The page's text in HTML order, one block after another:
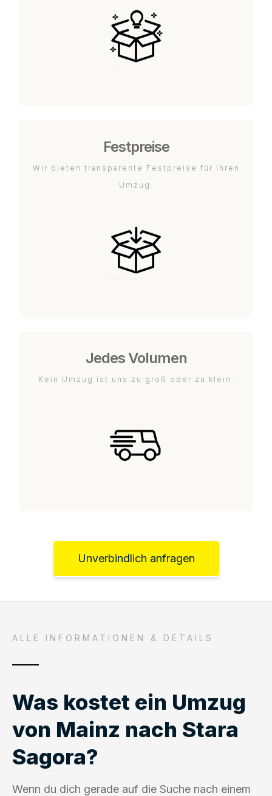
Festpreise
Wir bieten transparente Festpreise für Ihren
Umzug.
Jedes Volumen
Kein Umzug ist uns zu groß oder zu klein.
Unverbindlich anfragen
ALLE INFORMATIONEN & DETAILS
Was kostet ein Umzug
von Mainz nach Stara
Sagora?
Wenn du dich gerade auf die Suche nach einem